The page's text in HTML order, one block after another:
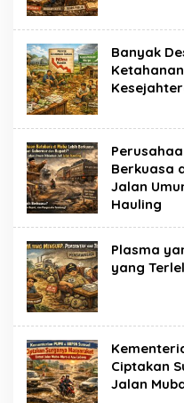
Banyak
Berkuasa
Jalan
Hauling
Plasma
yang
Ciptakan
Jalan